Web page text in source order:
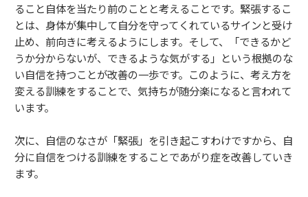
ること自体を当たり前のことと考えることです。緊張するこ
とは、身体が集中して自分を守ってくれているサインと受け
止め、前向きに考えるようにします。そして、「できるかど
うか分からないが、できるような気がする」という根拠のな
い自信を持つことが改善の一歩です。このように、考え方を
変える訓練をすることで、気持ちが随分楽になると言われて
います。
次に、自信のなさが「緊張」を引き起こすわけですから、自
分に自信をつける訓練をすることであがり症を改善していき
ます。